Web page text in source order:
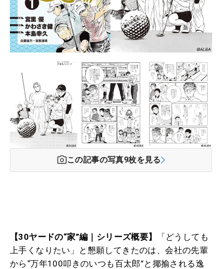
この記事の写真9枚を見る
【30ヤードの“家”編｜シリーズ概要】
「どうしても
上手くなりたい」と懇願してきたのは、会社の先輩
から“万年100叩きのいつも百太郎”と揶揄される逸